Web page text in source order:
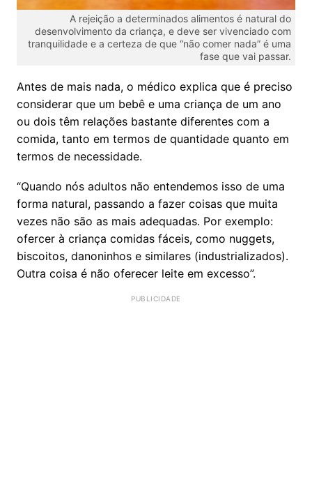
A rejeição a determinados alimentos é natural do
desenvolvimento da criança, e deve ser vivenciado com
tranquilidade e a certeza de que “não comer nada” é uma
fase que vai passar.
Antes de mais nada, o médico explica que é preciso
considerar que um bebê e uma criança de um ano
ou dois têm relações bastante diferentes com a
comida, tanto em termos de quantidade quanto em
termos de necessidade.
“Quando nós adultos não entendemos isso de uma
forma natural, passando a fazer coisas que muita
vezes não são as mais adequadas. Por exemplo:
ofercer à criança comidas fáceis, como nuggets,
biscoitos, danoninhos e similares (industrializados).
Outra coisa é não oferecer leite em excesso”.